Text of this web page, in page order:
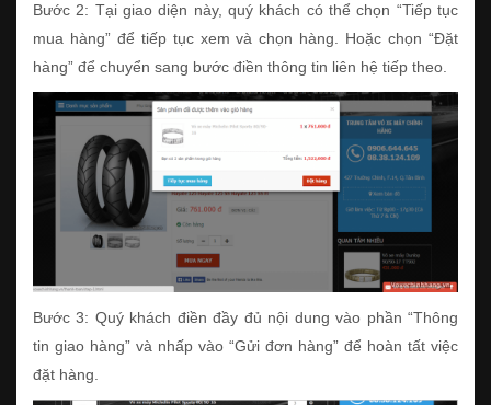
Bước 2: Tại giao diện này, quý khách có thể chọn “Tiếp tục
mua hàng” để tiếp tục xem và chọn hàng. Hoặc chọn “Đặt
hàng” để chuyển sang bước điền thông tin liên hệ tiếp theo.
Bước 3: Quý khách điền đầy đủ nội dung vào phần “Thông
tin giao hàng” và nhấp vào “Gửi đơn hàng” để hoàn tất việc
đặt hàng.